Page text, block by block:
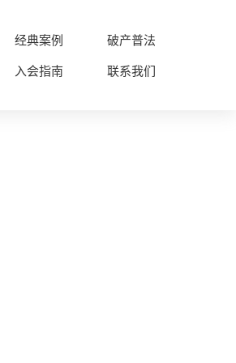
经典案例
破产普法
入会指南 联系我们